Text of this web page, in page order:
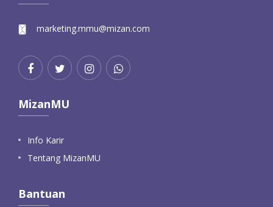
marketing.mmu@mizan.com
MizanMU
Info Karir
Tentang MizanMU
Bantuan